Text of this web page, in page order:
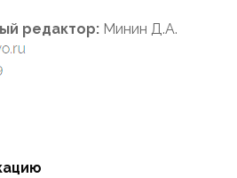
редактор: Минин Д.А.